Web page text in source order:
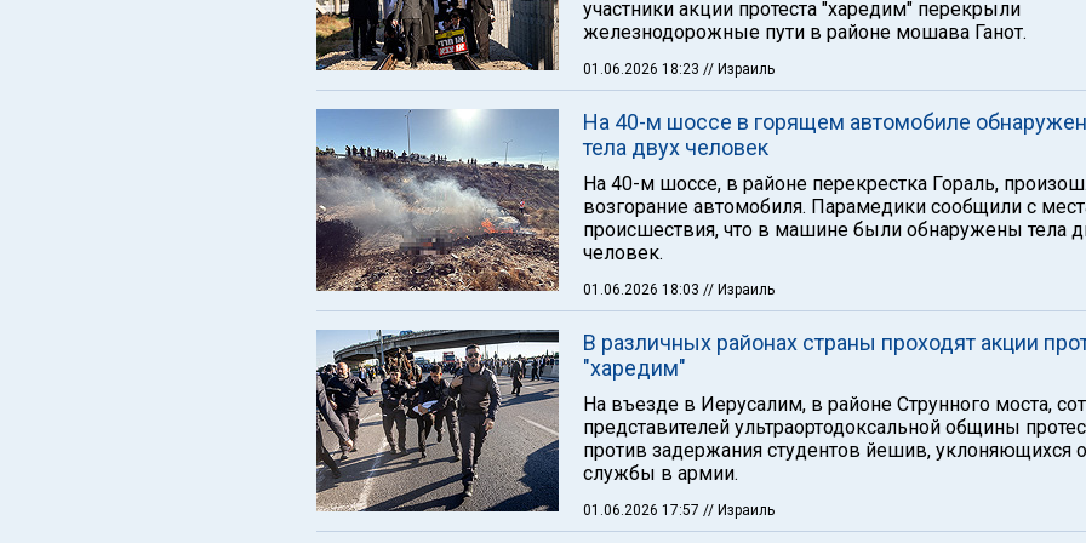
участники акции протеста "харедим" перекрыли
железнодорожные пути в районе мошава Ганот.
01.06.2026 18:23 // Израиль
На 40-м шоссе в горящем автомобиле
тела двух человек
На 40-м шоссе, в районе перекрестка Гораль,
возгорание автомобиля. Парамедики сообщили с
происшествия, что в машине были обнаружены тела
человек.
01.06.2026 18:03 // Израиль
В различных районах страны проходят акции
"харедим"
На въезде в Иерусалим, в районе Струнного моста,
представителей ультраортодоксальной общины
против задержания студентов йешив, уклоняющихся
службы в армии.
01.06.2026 17:57 // Израиль